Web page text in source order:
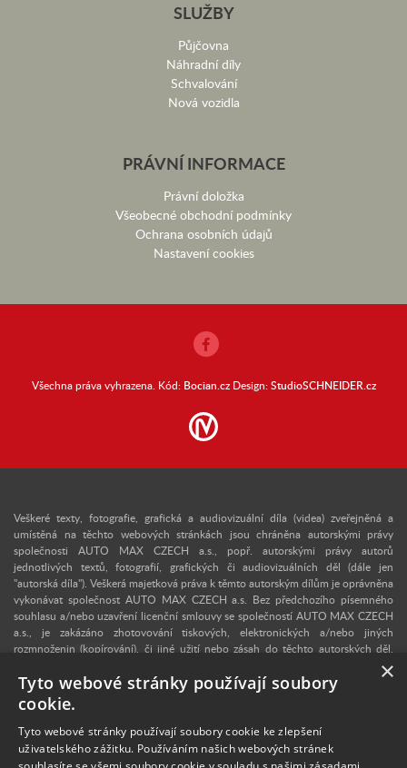
SLUŽBY
Půjčovna
Náhradní díly
Schvalování
Nová vozidla
PRÁVNÍ INFORMACE
Právní doložka
Všeobecné obchodní podmínky
Ochrana osobních údajů
Nastavení cookies
Všechna práva vyhrazena. Kód: Bocian.czDesign:StudioSCHNEIDER.cz
Veškeré texty, fotografie, grafická a audiovizuální díla (videa) zveřejněná a
umístěná na těchto webových stránkách jsou chráněna autorskými právy
společnosti AUTO MAX CZECH a.s., popř. autorskými právy autorů
jednotlivých textů, fotografií, grafických či audiovizuálních děl (dále jen
"autorská díla"). Veškerá majetková práva k těmto autorským dílům je oprávněna
vykonávat společnost AUTO MAX CZECH a.s. Bez předchozího písemného
souhlasu a/nebo uzavření licenční smlouvy se společností AUTO MAX CZECH
a.s., je zakázáno zhotovování tiskových, elektronických a/nebo jiných
rozmnoženin (kopírování), či jiné užití nebo zásah do těchto autorských děl.
Upozorňujeme, že v případě neoprávněného užití autorského díla se lze
domáhat dle § 40 zákona č. 121/2000 Sb., autorského zákona, vydání
dvojnásobku běžné licenční odměny, a v konkrétním případě se může jednat i o
trestný čin dle § 270 zákona č. 40/2009 Sb., trestního zákoníku. V případě
zájmu o užití některého z autorských děl zveřejněných na těchto webových
stránkách nás proto kontaktujte na e-mailové adrese:info@retro-auto.cz
Autorem textů a některých fotografií je Martin Kusý.
×
Tyto webové stránky používají soubory
cookie.
Tyto webové stránky používají soubory cookie ke zlepšení
uživatelského zážitku. Používáním našich webových stránek